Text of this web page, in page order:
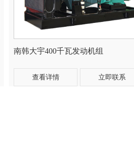
南韩大宇400千瓦发动机组
查看详情 立即联系